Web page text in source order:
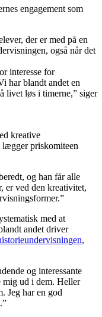
engagement som
der er med på en
også når det
interesse for
har blandt andet en
livet løs i timerne,” siger
kreative
lægger priskomiteen
og han får alle
er ved den kreativitet,
med at
andet driver
,
og interessante
mig ud i dem. Heller
Jeg har en god